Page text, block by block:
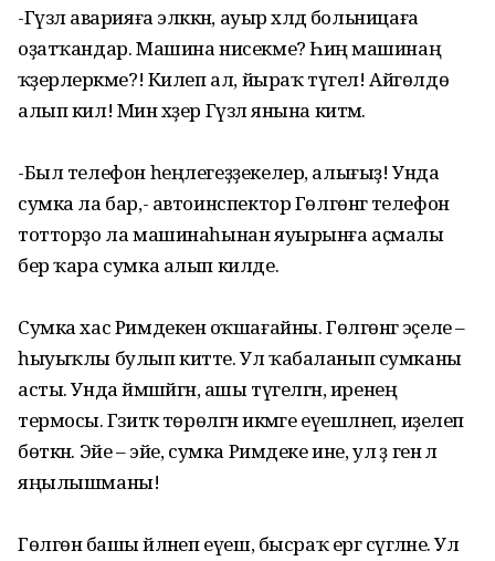
-Гүзәл аварияға эләккән, ауыр хәлдә больницаға
оҙатҡандар. Машина нисекме? Һиңә машинаң
ҡәҙерлерәкме?! Килеп ал, йыраҡ түгел! Айгөлдө
алып кил! Мин хәҙер Гүзәл янына китәм.
-Был телефон һеңлегеҙҙекелер, алығыҙ! Унда
сумка ла бар,- автоинспектор Гөлгөнәгә телефон
тотторҙо ла машинаһынан яуырынға аҫмалы
бер ҡара сумка алып килде.
Сумка хас Римдекенә оҡшағайны. Гөлгөнәгә эҫеле –
һыуыҡлы булып китте. Ул ҡабаланып сумканы
асты. Унда йәмшәйгән, ашы түгелгән, иренең
термосы. Гәзиткә төрөлгән икмәге еүешләнеп, иҙелеп
бөткән. Эйе – эйе, сумка Римдеке ине, ул әҙ генә лә
яңылышманы!
Гөлгөнә башы әйләнеп еүеш, бысраҡ ергә сүгәләне. Ул